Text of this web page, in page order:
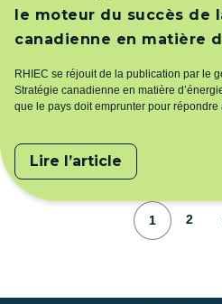
le moteur du succès de
canadienne en matière
RHIEC se réjouit de la publication par le
Stratégie canadienne en matière
que le pays doit emprunter pour
Lire l’article
Page
1 Page
2